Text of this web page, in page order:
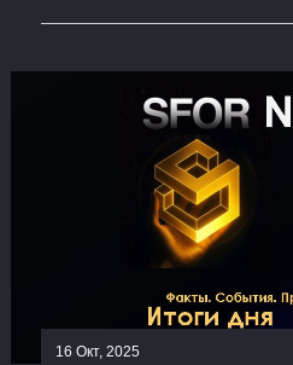
16 Окт, 2025